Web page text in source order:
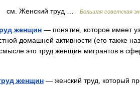
Женский труд … Большая советская
женщин — понятие, которое имеет
домашней активности (его также
это труд женщин мигрантов в
женщин — женский труд, который